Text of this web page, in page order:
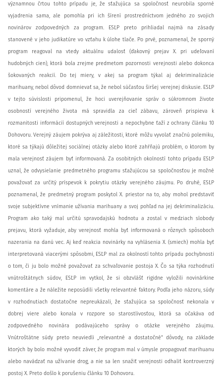
významnou črtou tohto prípadu je, že sťažujúca sa spoločnosť neurobila sporné
vyjadrenia sama, ale pomohla pri ich šírení prostredníctvom jedného zo svojich
novinárov zodpovedných za program. ESĽP preto prihliadal najmä na zásady
stanovené v jeho judikatúre vo vzťahu k úlohe tlače. Po prvé, poznamenal, že sporný
program reagoval na vtedy aktuálnu udalosť (ďakovný prejav X. pri udeľovaní
hudobných cien), ktorá bola zrejme predmetom pozornosti verejnosti alebo dokonca
šokovaných reakcií. Do tej miery, v akej sa program týkal aj dekriminalizácie
marihuany, nebol dôvod domnievať sa, že nebol súčasťou širšej verejnej diskusie. ESĽP
v tejto súvislosti pripomenul, že hoci uverejňovanie správ o súkromnom živote
osobností verejného života má spravidla za cieľ zábavu, zároveň prispieva k
rozmanitosti informácií dostupných verejnosti a nepochybne ťaží z ochrany článku 10
Dohovoru. Verejný záujem pokrýva aj záležitosti, ktoré môžu vyvolať značnú polemiku,
ktoré sa týkajú dôležitej sociálnej otázky alebo ktoré zahŕňajú problém, o ktorom by
mala verejnosť záujem byť informovaná. Za osobitných okolností tohto prípadu ESĽP
uznal, že odvysielanie predmetného programu sťažujúcou sa spoločnosťou je možné
považovať za určitý príspevok k pokrytiu otázky verejného záujmu. Po druhé, ESĽP
poznamenal, že predmetný program poskytol X. priestor na to, aby mohol predstaviť
svoje subjektívne vnímanie užívania marihuany a svoj pohľad na jej dekriminalizáciu.
Program ako taký mal určitú spravodajskú hodnotu a zostal v medziach slobody
prejavu, ktorá vyžaduje, aby verejnosť mohla byť informovaná o rôznych spôsoboch
nazerania na danú vec. Aj keď reakcia novinárky na vyhlásenia X. (smiech) mohla byť
interpretovaná viacerými spôsobmi, ESĽP mal za okolností tohto prípadu pochybnosti
o tom, či ju bolo možné považovať za schvaľovanie postoja X. Čo sa týka rozhodnutí
vnútroštátnych súdov, ESĽP im vytkol, že si obzvlášť rigidne vyložili novinárkine
komentáre a že náležite neposúdili všetky relevantné faktory. Podľa jeho názoru, súdy
v rozhodnutiach dostatočne nepreukázali, že sťažujúca sa spoločnosť nekonala v
dobrej viere alebo konala v rozpore so starostlivosťou, ktorá sa očakáva od
zodpovedného novinára podávajúceho správy o otázke verejného záujmu.
Vnútroštátne súdy preto neuviedli „relevantné a dostatočné“ dôvody, na základe
ktorých by bolo možné vyvodiť záver, že program mal v úmysle propagovať marihuanu
alebo navádzať na užívanie drog, a nie sa len snažiť verejnosti odhaliť kontroverzný
postoj X. Preto došlo k porušeniu článku 10 Dohovoru.